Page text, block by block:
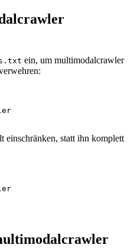
ein, um multimodalcrawler
einschränken, statt ihn komplett